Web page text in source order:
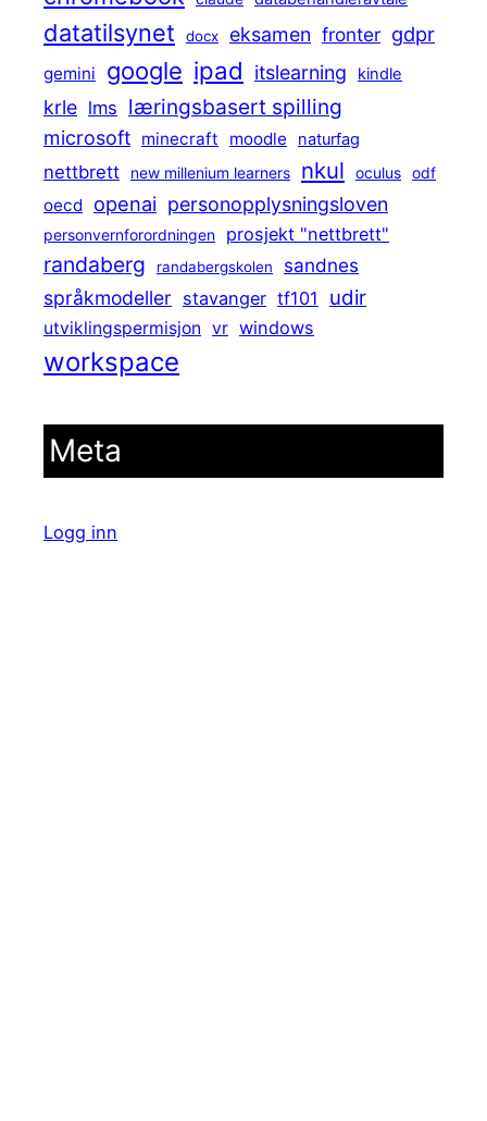
datatilsynet docx eksamen fronter gdpr
gemini google ipad itslearning kindle
krle lms læringsbasert spilling
microsoft minecraft moodle naturfag
nettbrett new millenium learners nkul oculus odf
oecd openai personopplysningsloven
personvernforordningen prosjekt "nettbrett"
randaberg randabergskolen
sandnes
språkmodeller stavanger tf101 udir
utviklingspermisjon vr windows
workspace
Meta
Logg inn